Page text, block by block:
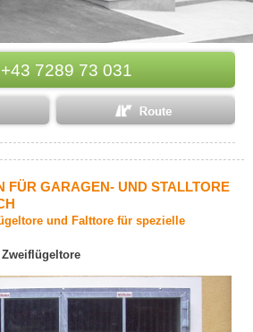
+43 7289 73 031
FÜR GARAGEN- UND STALLTORE
und Falttore für spezielle